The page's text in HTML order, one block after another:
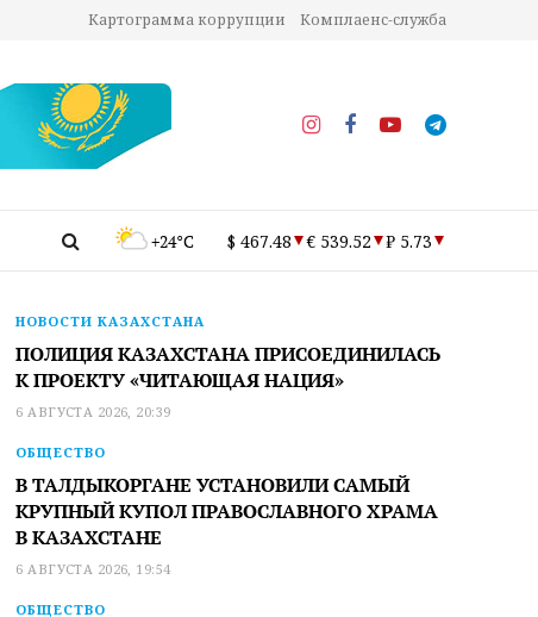
Картограмма коррупции Комплаенс-служба
+24°C $ 467.48 € 539.52 ₽ 5.73
НОВОСТИ КАЗАХСТАНА
ПОЛИЦИЯ КАЗАХСТАНА ПРИСОЕДИНИЛАСЬ
К ПРОЕКТУ «ЧИТАЮЩАЯ НАЦИЯ»
6 АВГУСТА 2026, 20:39
ОБЩЕСТВО
В ТАЛДЫКОРГАНЕ УСТАНОВИЛИ САМЫЙ
КРУПНЫЙ КУПОЛ ПРАВОСЛАВНОГО ХРАМА
В КАЗАХСТАНЕ
6 АВГУСТА 2026, 19:54
ОБЩЕСТВО